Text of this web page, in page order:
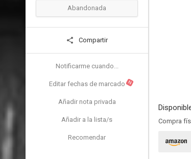
Abandonada
Compartir
Notificarme cuando...
Editar fechas de marcado N
Añadir nota privada
Añadir a la lista/s
Recomendar
Compra